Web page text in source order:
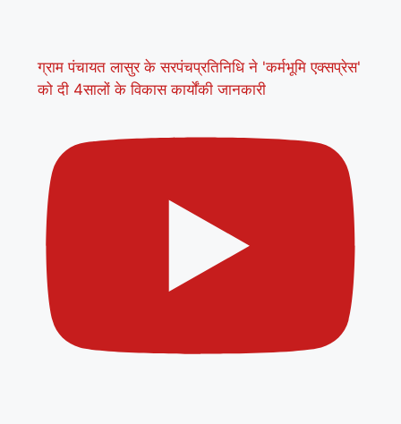
ग्राम पंचायत लासुर के सरपंचप्रतिनिधि ने 'कर्मभूमि एक्सप्रेस'
को दी 4सालों के विकास कार्योंकी जानकारी